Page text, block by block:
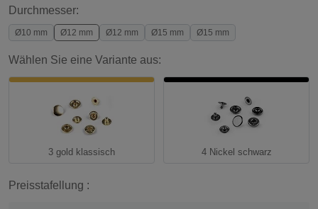
Durchmesser:
Ø10 mm Ø12 mm Ø12 mm Ø15 mm Ø15 mm
Wählen Sie eine Variante aus:
3 gold klassisch 4 Nickel schwarz
Preisstafellung :